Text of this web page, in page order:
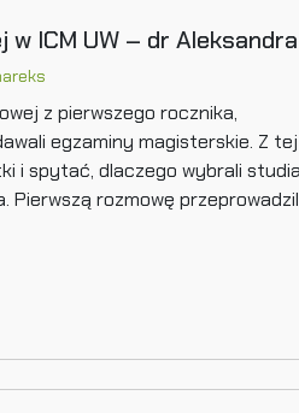
ICM UW – dr
z pierwszego rocznika,
egzaminy magisterskie. Z
i spytać, dlaczego wybrali
Pierwszą rozmowę